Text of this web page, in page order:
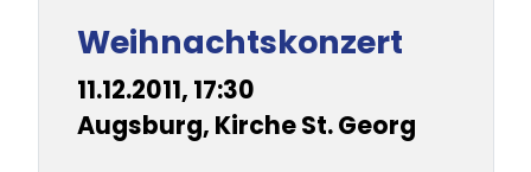
Weihnachtskonzert
11.12.2011, 17:30
Augsburg, Kirche St. Georg